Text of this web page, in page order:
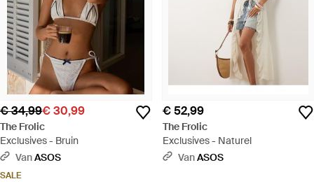
€ 34,99€ 30,99
The Frolic
Exclusives - Bruin
VanASOS
SALE
€ 52,99
The Frolic
Exclusives - Naturel
VanASOS